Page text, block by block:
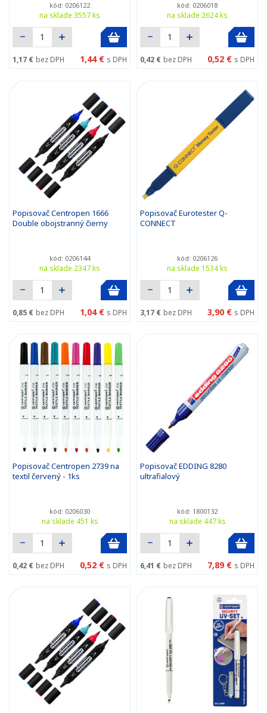
kód: 0206122
na sklade 3557 ks
1,17 € bez DPH 1,44 € s DPH
kód: 0206018
na sklade 2624 ks
0,42 € bez DPH 0,52 € s DPH
Popisovač Centropen 1666
Double obojstranný čierny
kód: 0206144
na sklade 2347 ks
0,85 € bez DPH 1,04 € s DPH
Popisovač Eurotester Q-
CONNECT
kód: 0206126
na sklade 1534 ks
3,17 € bez DPH 3,90 € s DPH
Popisovač Centropen 2739 na
textil červený - 1ks
kód: 0206030
na sklade 451 ks
0,42 € bez DPH 0,52 € s DPH
Popisovač EDDING 8280
ultrafialový
kód: 1800132
na sklade 447 ks
6,41 € bez DPH 7,89 € s DPH